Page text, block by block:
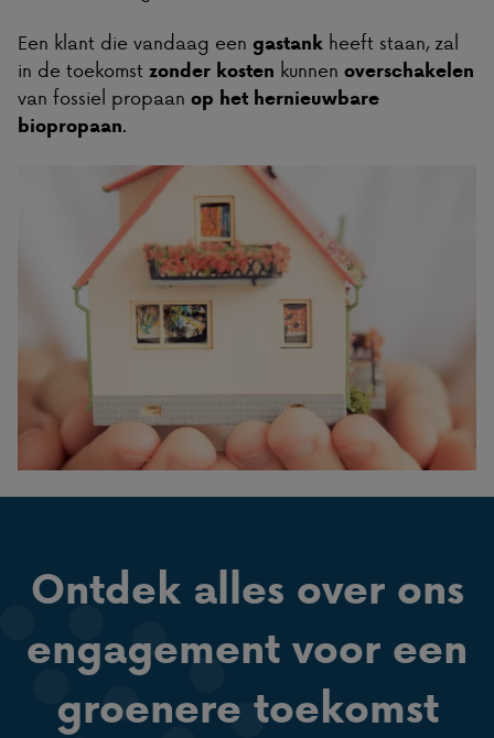
Een klant die vandaag een gastank heeft staan, zal
in de toekomst zonder kosten kunnen overschakelen
van fossiel propaan op het hernieuwbare
biopropaan.
Ontdek alles over ons
engagement voor een
groenere toekomst